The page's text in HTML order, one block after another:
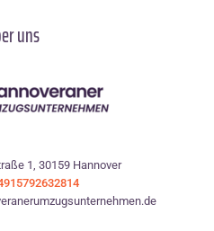
uns
1, 30159 Hannover